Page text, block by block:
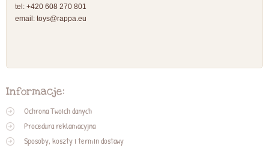
tel: +420 608 270 801
email: toys@rappa.eu
Informacje:
Ochrona Twoich danych
Procedura reklamacyjna
Sposoby, koszty i termin dostawy